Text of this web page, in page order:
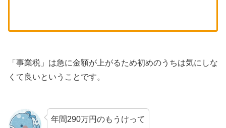
「事業税」は急に金額が上がるため初めのうちは気にしな
くて良いということです。
年間290万円のもうけって